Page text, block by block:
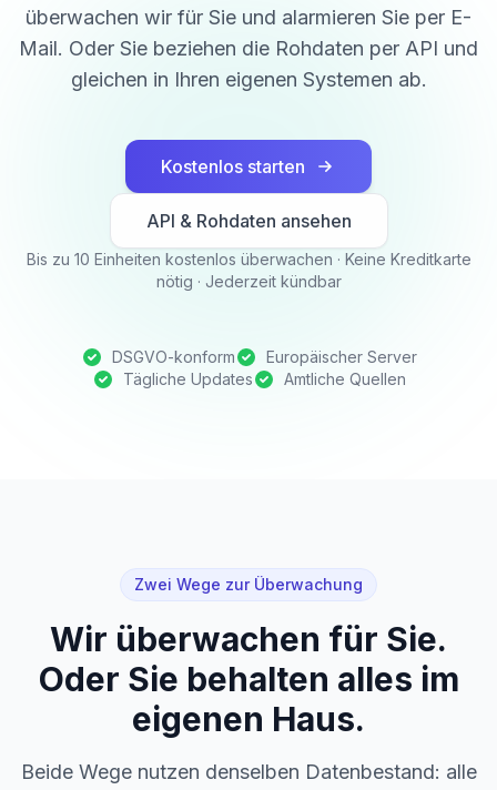
überwachen wir für Sie und alarmieren Sie per E-
Mail. Oder Sie beziehen die Rohdaten per API und
gleichen in Ihren eigenen Systemen ab.
Kostenlos starten
API & Rohdaten ansehen
Bis zu 10 Einheiten kostenlos überwachen · Keine Kreditkarte
nötig · Jederzeit kündbar
DSGVO-konform
Europäischer Server
Tägliche Updates
Amtliche Quellen
Zwei Wege zur Überwachung
Wir überwachen für Sie.
Oder Sie behalten alles im
eigenen Haus.
Beide Wege nutzen denselben Datenbestand: alle